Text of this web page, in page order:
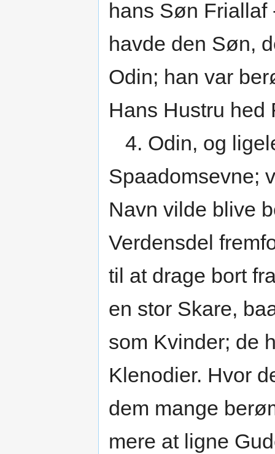
hans Søn
havde den Søn,
Odin; han var
Hans Hustru hed
4. Odin, og
Spaadomsevne;
Navn vilde blive
Verdensdel
til at drage bort
en stor Skare,
som Kvinder; de
Klenodier. Hvor
dem mange
mere at ligne